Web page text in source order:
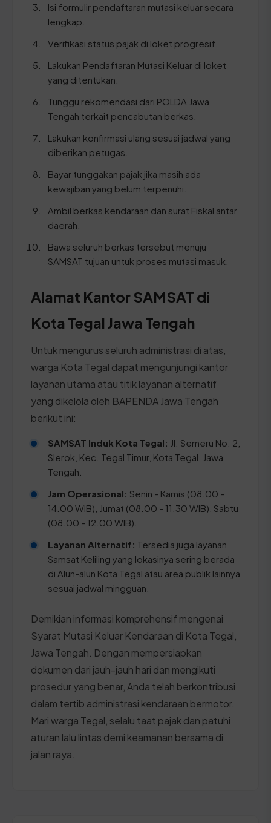
Isi formulir pendaftaran mutasi keluar secara
lengkap.
Verifikasi status pajak di loket progresif.
Lakukan Pendaftaran Mutasi Keluar di loket
yang ditentukan.
Tunggu rekomendasi dari POLDA Jawa
Tengah terkait pencabutan berkas.
Lakukan konfirmasi ulang sesuai jadwal yang
diberikan petugas.
Bayar tunggakan pajak jika masih ada
kewajiban yang belum terpenuhi.
Ambil berkas kendaraan dan surat Fiskal antar
daerah.
Bawa seluruh berkas tersebut menuju
SAMSAT tujuan untuk proses mutasi masuk.
Alamat Kantor SAMSAT di
Kota Tegal Jawa Tengah
Untuk mengurus seluruh administrasi di atas,
warga Kota Tegal dapat mengunjungi kantor
layanan utama atau titik layanan alternatif
yang dikelola oleh BAPENDA Jawa Tengah
berikut ini:
SAMSAT Induk Kota Tegal: Jl. Semeru No. 2,
Slerok, Kec. Tegal Timur, Kota Tegal, Jawa
Tengah.
Jam Operasional: Senin - Kamis (08.00 -
14.00 WIB), Jumat (08.00 - 11.30 WIB), Sabtu
(08.00 - 12.00 WIB).
Layanan Alternatif: Tersedia juga layanan
Samsat Keliling yang lokasinya sering berada
di Alun-alun Kota Tegal atau area publik lainnya
sesuai jadwal mingguan.
Demikian informasi komprehensif mengenai
Syarat Mutasi Keluar Kendaraan di Kota Tegal,
Jawa Tengah. Dengan mempersiapkan
dokumen dari jauh-jauh hari dan mengikuti
prosedur yang benar, Anda telah berkontribusi
dalam tertib administrasi kendaraan bermotor.
Mari warga Tegal, selalu taat pajak dan patuhi
aturan lalu lintas demi keamanan bersama di
jalan raya.